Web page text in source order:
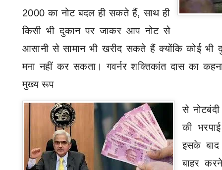
2000का नोट बदल ही सकते हैं,साथ ही
किसी भी दुकान पर जाकर आप नोट से
आसानी से सामान भी खरीद सकते हैं क्योंकि कोई भी
मना नहीं कर सकता। गवर्नर शक्तिकांत दास का
मुख्य रूप
से
की
इसके
बाहर